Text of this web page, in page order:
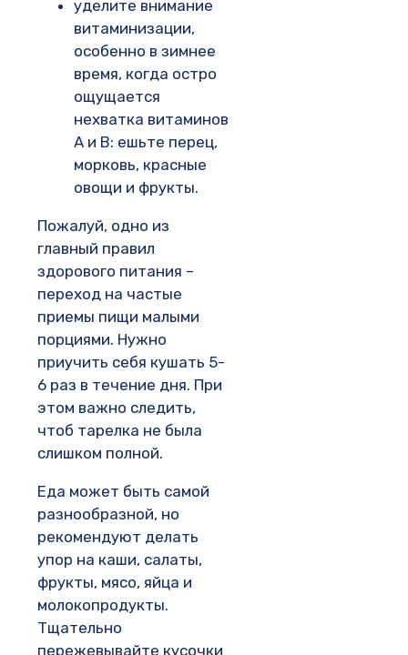
уделите внимание
витаминизации,
особенно в зимнее
время, когда остро
ощущается
нехватка витаминов
А и В: ешьте перец,
морковь, красные
овощи и фрукты.
Пожалуй, одно из
главный правил
здорового питания –
переход на частые
приемы пищи малыми
порциями. Нужно
приучить себя кушать 5-
6 раз в течение дня. При
этом важно следить,
чтоб тарелка не была
слишком полной.
Еда может быть самой
разнообразной, но
рекомендуют делать
упор на каши, салаты,
фрукты, мясо, яйца и
молокопродукты.
Тщательно
пережевывайте кусочки